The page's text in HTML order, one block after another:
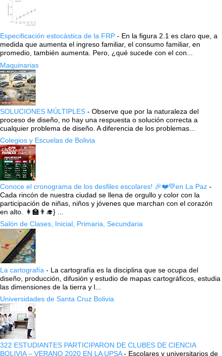
Especificación estocástica de la FRP - En la figura 2.1 es claro que, a
medida que aumenta el ingreso familiar, el consumo familiar, en
promedio, también aumenta. Pero, ¿qué sucede con el con...
Maquinarias
SOLUCIONES MÚLTIPLES - Observe que por la naturaleza del
proceso de diseño, no hay una respuesta o solución correcta a
cualquier problema de diseño. A diferencia de los problemas...
Colegios y Escuelas de Bolivia
Conoce el cronograma de los desfiles escolares! 🎉❤️💚en La Paz -
Cada rincón de nuestra ciudad se llena de orgullo y color con la
participación de niñas, niños y jóvenes que marchan con el corazón
en alto. 👩‍🏫👨‍🎓} ...
Salón de Clases, Inicial, Primaria, Secundaria
La cartografía - La cartografía es la disciplina que se ocupa del
diseño, producción, difusión y estudio de mapas cartográficos, estudia
las dimensiones de la tierra y l...
Universidades de Santa Cruz Bolivia
322 ESTUDIANTES PARTICIPARON DE CLUBES DE CIENCIA
BOLIVIA – VERANO 2020 EN LA UPSA- Escolares y universitarios de